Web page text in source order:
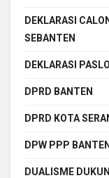
DEKLARASI
SEBANTEN
DEKLARASI
DPRD BANTEN
DPRD KOTA
DPW PPP BANTEN
DUALISME